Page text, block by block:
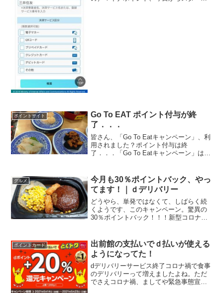
ポイントサイト
Go To EAT ポイント付与が終
了．．．
皆さん、「Go To Eatキャンペーン」、利
用されました？ポイント付与は終
了．．．「Go To Eatキャンペーン」は、
からできています。 オンライン予約によ
るポイン...
グルメ
今月も30％ポイントバック、やっ
てます！｜ｄデリバリー
どうやら、単発ではなくて、しばらく続
くようです、このキャンペーン。驚異の
30％ポイントバック！！！新型コロナの
分、増えるのはデリバリー。我が家もコ
ロナ前と比べると、明ら...
ポイントカード
出前館の支払いでｄ払いが使える
ようになってた！
dデリバリーサービス終了コロナ禍で食事
のデリバリーって増えましたよね。ただ
でさえコロナ禍、ましてや緊急事態宣言